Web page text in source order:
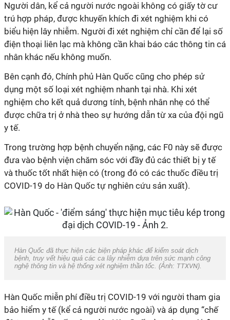
Người dân, kể cả người nước ngoài không có giấy tờ cư
trú hợp pháp, được khuyến khích đi xét nghiệm khi có
biểu hiện lây nhiễm. Người đi xét nghiệm chỉ cần để lại số
điện thoại liên lạc mà không cần khai báo các thông tin cá
nhân khác nếu không muốn.
Bên cạnh đó, Chính phủ Hàn Quốc cũng cho phép sử
dụng một số loại xét nghiệm nhanh tại nhà. Khi xét
nghiệm cho kết quả dương tính, bệnh nhân nhẹ có thể
được chữa trị ở nhà theo sự hướng dẫn từ xa của đội ngũ
y tế.
Trong trường hợp bệnh chuyển nặng, các F0 này sẽ được
đưa vào bệnh viện chăm sóc với đầy đủ các thiết bị y tế
và thuốc tốt nhất hiện có (trong đó có các thuốc điều trị
COVID-19 do Hàn Quốc tự nghiên cứu sản xuất).
Hàn Quốc đã thực hiện các biện pháp khác để kiểm soát dịch
bệnh, truy vết hiệu quả các ca lây nhiễm dựa trên sức mạnh công
nghệ thông tin và hệ thống xét nghiệm thần tốc. (Ảnh: TTXVN).
Hàn Quốc miễn phí điều trị COVID-19 với người tham gia
bảo hiểm y tế (kể cả người nước ngoài) và áp dụng “chế